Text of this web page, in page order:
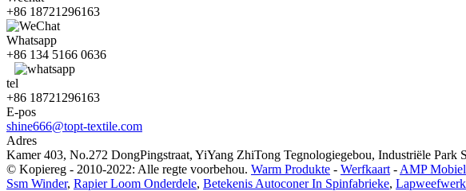
+86 18721296163
Whatsapp
+86 134 5166 0636
tel
+86 18721296163
E-pos
shine666@topt-textile.com
Adres
Kamer 403, No.272 DongPingstraat, YiYang ZhiTong Tegnologiegebou, Industriële Park
© Kopiereg - 2010-2022: Alle regte voorbehou. Warm Produkte - Werfkaart - AMP Mobiel
Ssm Winder, Rapier Loom Onderdele, Betekenis Autoconer In Spinfabrieke, Lapweefwerk